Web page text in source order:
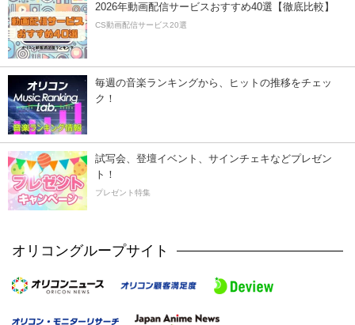
2026年動画配信サービスおすすめ40選【徹底比較】
CS動画配信サービス20選
毎週の音楽ランキングから、ヒットの推移をチェッ
ク！
試写会、登壇イベント、サインチェキなどプレゼン
ト！
プレゼント特集
オリコングループサイト